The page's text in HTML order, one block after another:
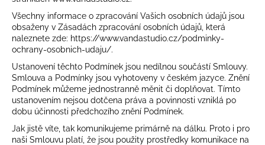
Všechny informace o zpracování Vašich osobních údajů jsou
obsaženy v Zásadách zpracování osobních údajů, která
naleznete zde: https://www.vandastudio.cz/podminky-
ochrany-osobnich-udaju/.
Ustanovení těchto Podmínek jsou nedílnou součástí Smlouvy.
Smlouva a Podmínky jsou vyhotoveny v českém jazyce. Znění
Podmínek můžeme jednostranně měnit či doplňovat. Tímto
ustanovením nejsou dotčena práva a povinnosti vzniklá po
dobu účinnosti předchozího znění Podmínek.
Jak jistě víte, tak komunikujeme primárně na dálku. Proto i pro
naši Smlouvu platí, že jsou použity prostředky komunikace na
j
e
t
e
n
a
j
í
t
?